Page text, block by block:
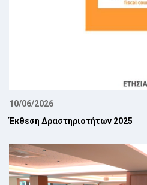
10/06/2026
Έκθεση Δραστηριοτήτων 2025